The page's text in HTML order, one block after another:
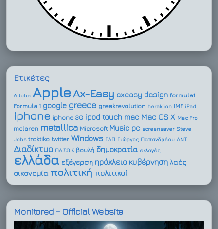
Ετικέτες
Adobe AppleAx-Easy axeasy design formula1
Formula 1 google greece greekrevolution heraklion IMF iPad
iphone iphone 3G ipod touch mac Mac OS X Mac Pro
mclaren metallica Microsoft Music pc screensaver Steve
Jobs troktiko twitter Windows ΓΑΠ Γιώργος Παπανδρέου ΔΝΤ
Διαδίκτυο ΠΑ.ΣΟ.Κ βουλή δημοκρατία εκλογές
ελλάδα εξέγερση ηράκλειο κυβέρνηση λαός
οικονομία πολιτική πολιτικοί
Monitored – Official Website